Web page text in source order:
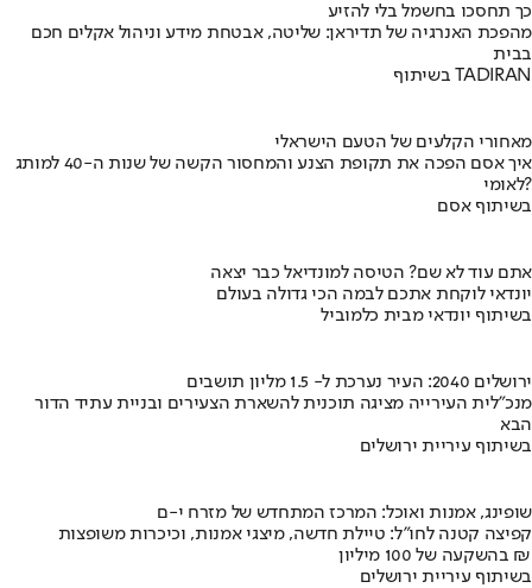
כך תחסכו בחשמל בלי להזיע
מהפכת האנרגיה של תדיראן: שליטה, אבטחת מידע וניהול אקלים חכם
בבית
בשיתוף TADIRAN
מאחורי הקלעים של הטעם הישראלי
איך אסם הפכה את תקופת הצנע והמחסור הקשה של שנות ה-40 למותג
לאומי?
בשיתוף אסם
אתם עוד לא שם? הטיסה למונדיאל כבר יצאה
יונדאי לוקחת אתכם לבמה הכי גדולה בעולם
בשיתוף יונדאי מבית כלמוביל
ירושלים 2040: העיר נערכת ל- 1.5 מליון תושבים
מנכ"לית העירייה מציגה תוכנית להשארת הצעירים ובניית עתיד הדור
הבא
בשיתוף עיריית ירושלים
שופינג, אמנות ואוכל: המרכז המתחדש של מזרח י-ם
קפיצה קטנה לחו"ל: טיילת חדשה, מיצגי אמנות, וכיכרות משופצות
בהשקעה של 100 מיליון ₪
בשיתוף עיריית ירושלים